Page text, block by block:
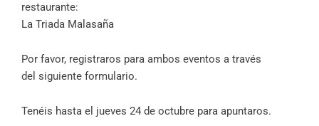
restaurante:
La Triada Malasaña
Por favor, registraros para ambos eventos a través
del siguiente formulario.
Tenéis hasta el jueves 24 de octubre para apuntaros.